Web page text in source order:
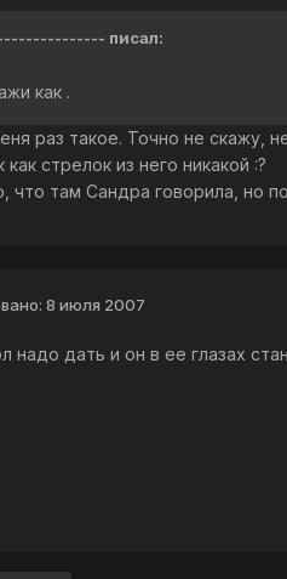
писал:
как .
раз такое. Точно не скажу,
как стрелок из него никакой :?
что там Сандра говорила, но
8 июля 2007
надо дать и он в ее глазах